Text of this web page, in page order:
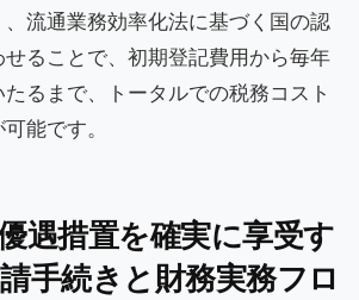
流通業務効率化法に基づく国の認
ることで、初期登記費用から毎年
るまで、トータルでの税務コスト
能です。
遇措置を確実に享受す
手続きと財務実務フロ